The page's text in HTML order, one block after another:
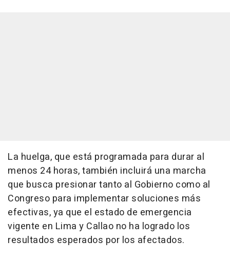
La huelga, que está programada para durar al
menos 24 horas, también incluirá una marcha
que busca presionar tanto al Gobierno como al
Congreso para implementar soluciones más
efectivas, ya que el estado de emergencia
vigente en Lima y Callao no ha logrado los
resultados esperados por los afectados.